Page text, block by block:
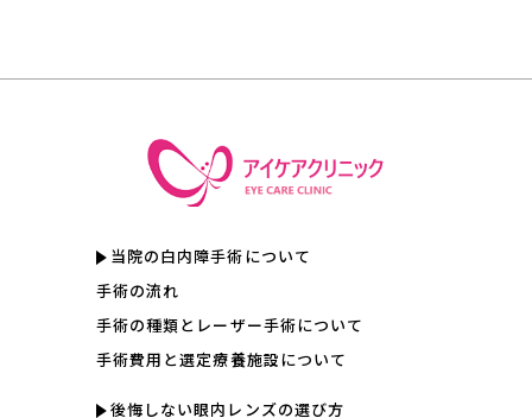
当院の白内障手術について
手術の流れ
手術の種類とレーザー手術について
手術費用と選定療養施設について
後悔しない眼内レンズの選び方